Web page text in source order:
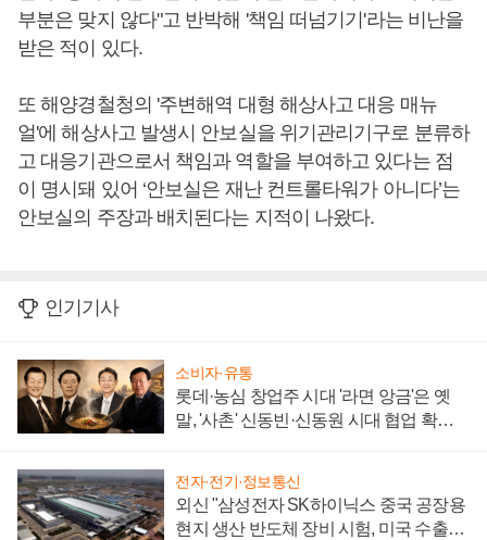
부분은 맞지 않다"고 반박해 '책임 떠넘기기'라는 비난을
받은 적이 있다.
또 해양경철청의 '주변해역 대형 해상사고 대응 매뉴
얼'에 해상사고 발생시 안보실을 위기관리기구로 분류하
고 대응기관으로서 책임과 역할을 부여하고 있다는 점
이 명시돼 있어 ‘안보실은 재난 컨트롤타워가 아니다’는
안보실의 주장과 배치된다는 지적이 나왔다.
인기기사
소비자·유통
롯데·농심 창업주 시대 '라면 앙금'은 옛
말, '사촌' 신동빈·신동원 시대 협업 확대
전자·전기·정보통신
외신 "삼성전자 SK하이닉스 중국 공장용
현지 생산 반도체 장비 시험, 미국 수출통